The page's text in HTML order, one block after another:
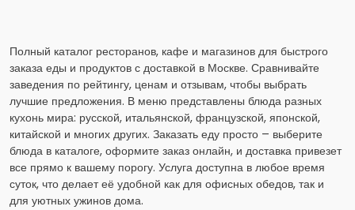
Полный каталог ресторанов, кафе и магазинов для быстрого
заказа еды и продуктов с доставкой в Москве. Сравнивайте
заведения по рейтингу, ценам и отзывам, чтобы выбрать
лучшие предложения. В меню представлены блюда разных
кухонь мира: русской, итальянской, французской, японской,
китайской и многих других. Заказать еду просто – выберите
блюда в каталоге, оформите заказ онлайн, и доставка привезет
все прямо к вашему порогу. Услуга доступна в любое время
суток, что делает её удобной как для офисных обедов, так и
для уютных ужинов дома.